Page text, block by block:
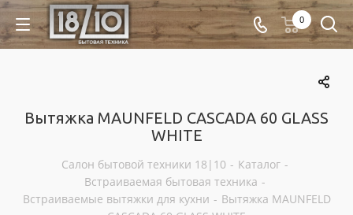
0
Вытяжка MAUNFELD CASCADA 60 GLASS
WHITE
Салон бытовой техники 18|10 - Каталог -
Встраиваемая бытовая техника -
Встраиваемые вытяжки для кухни - Вытяжка MAUNFELD